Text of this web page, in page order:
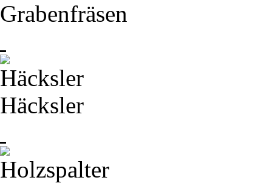
Grabenfräsen
Häcksler